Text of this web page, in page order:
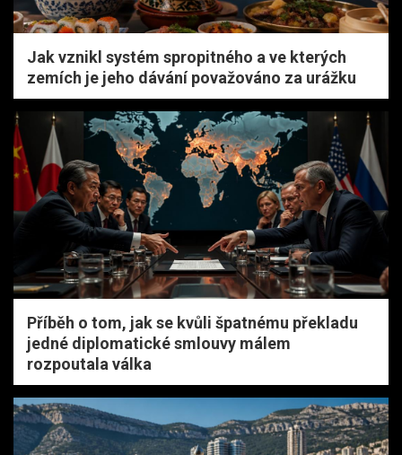
Jak vznikl systém spropitného a ve kterých
zemích je jeho dávání považováno za urážku
Příběh o tom, jak se kvůli špatnému překladu
jedné diplomatické smlouvy málem
rozpoutala válka